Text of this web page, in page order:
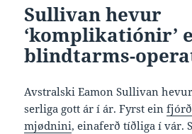
Sullivan hevur
‘komplikatiónir’
blindtarms-
Avstralski Eamon Sullivan
serliga gott ár í ár. Fyrst ein
mjødnini, einaferð tíðliga í vár.